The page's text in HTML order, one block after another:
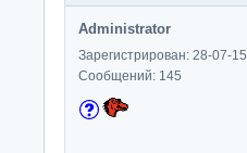
Administrator
Зарегистрирован: 28-07-15
Сообщений: 145